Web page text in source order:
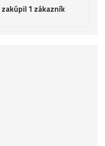
zakúpil 1 zákazník